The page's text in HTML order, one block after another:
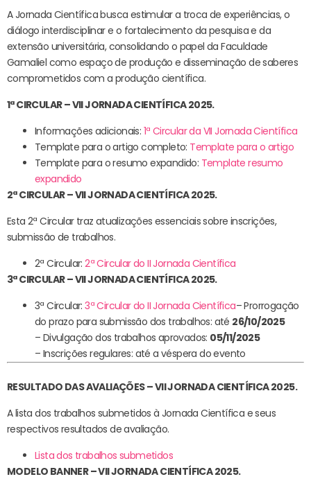
A Jornada Científica busca estimular a troca de experiências, o
diálogo interdisciplinar e o fortalecimento da pesquisa e da
extensão universitária, consolidando o papel da Faculdade
Gamaliel como espaço de produção e disseminação de saberes
comprometidos com a produção científica.
1ª CIRCULAR – VII JORNADA CIENTÍFICA 2025.
Informações adicionais: 1ª Circular da VII Jornada Científica
Template para o artigo completo: Template para o artigo
Template para o resumo expandido: Template resumo
expandido
2ª CIRCULAR – VII JORNADA CIENTÍFICA 2025.
Esta 2ª Circular traz atualizações essenciais sobre inscrições,
submissão de trabalhos.
2ª Circular:2ª Circular do II Jornada Científica
3ª CIRCULAR – VII JORNADA CIENTÍFICA 2025.
3ª Circular:3ª Circular do II Jornada Científica– Prorrogação
do prazo para submissão dos trabalhos: até 26/10/2025
– Divulgação dos trabalhos aprovados: 05/11/2025
– Inscrições regulares: até a véspera do evento
RESULTADO DAS AVALIAÇÕES – VII JORNADA CIENTÍFICA 2025.
A lista dos trabalhos submetidos à Jornada Científica e seus
respectivos resultados de avaliação.
Lista dos trabalhos submetidos
MODELO BANNER – VII JORNADA CIENTÍFICA 2025.